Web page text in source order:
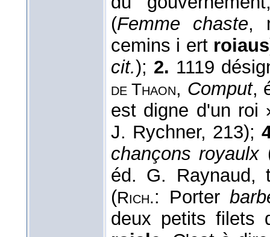
(Femme chaste,
cemins i ert roiaus
cit.); 2. 1119
de Thaon, Comput,
est digne d'un roi
J. Rychner, 213);
chançons royaulx
éd. G.
(Rich.: Porter
deux petits